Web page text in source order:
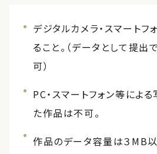
デジタルカメラ・スマート
ること。（データとして提
可）
PC・スマートフォン等によ
た作品は不可。
作品のデータ容量は３MB以